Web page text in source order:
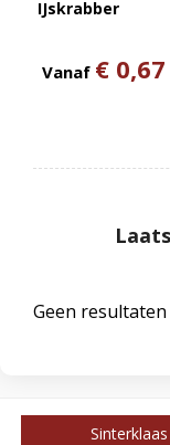
IJskrabber
Vanaf € 0,67
Geen
Sinterklaas